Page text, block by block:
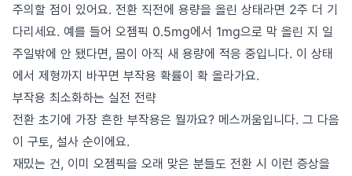
주의할 점이 있어요. 전환 직전에 용량을 올린 상태라면 2주 더 기
다리세요. 예를 들어 오젬픽 0.5mg에서 1mg으로 막 올린 지 일
주일밖에 안 됐다면, 몸이 아직 새 용량에 적응 중입니다. 이 상태
에서 제형까지 바꾸면 부작용 확률이 확 올라가요.
부작용 최소화하는 실전 전략
전환 초기에 가장 흔한 부작용은 뭘까요? 메스꺼움입니다. 그 다음
이 구토, 설사 순이에요.
재밌는 건, 이미 오젬픽을 오래 맞은 분들도 전환 시 이런 증상을